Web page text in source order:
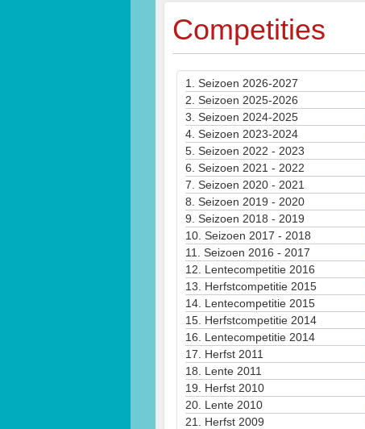
Competities
1. Seizoen 2026-2027
2. Seizoen 2025-2026
3. Seizoen 2024-2025
4. Seizoen 2023-2024
5. Seizoen 2022 - 2023
6. Seizoen 2021 - 2022
7. Seizoen 2020 - 2021
8. Seizoen 2019 - 2020
9. Seizoen 2018 - 2019
10. Seizoen 2017 - 2018
11. Seizoen 2016 - 2017
12. Lentecompetitie 2016
13. Herfstcompetitie 2015
14. Lentecompetitie 2015
15. Herfstcompetitie 2014
16. Lentecompetitie 2014
17. Herfst 2011
18. Lente 2011
19. Herfst 2010
20. Lente 2010
21. Herfst 2009